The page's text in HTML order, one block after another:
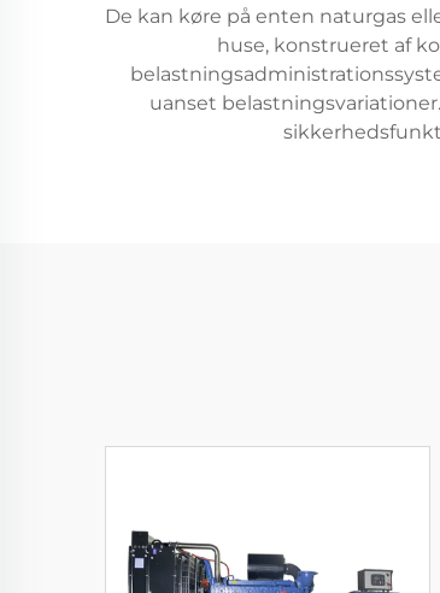
De kan køre på enten naturgas
huse, konstrueret af
uanset